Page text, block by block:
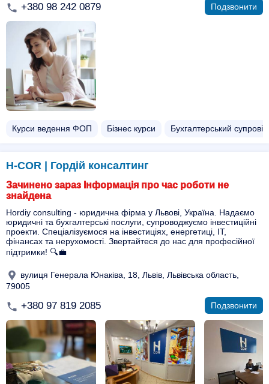
+380 98 242 0879 Подзвонити
Курси ведення ФОП Бізнес курси Бухгалтерський супровід
H-COR | Гордій консалтинг
Зачинено зараз Інформація про час роботи не
знайдена
Hordiy consulting - юридична фірма у Львові, Україна. Надаємо
юридичні та бухгалтерські послуги, супроводжуємо інвестиційні
проекти. Спеціалізуємося на інвестиціях, енергетиці, IT,
фінансах та нерухомості. Звертайтеся до нас для професійної
підтримки! 🔍💼
вулиця Генерала Юнаківа, 18, Львів, Львівська область,
79005
+380 97 819 2085 Подзвонити